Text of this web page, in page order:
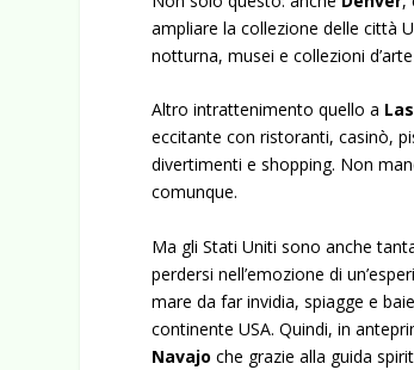
ampliare la collezione delle città
notturna, musei e collezioni
Altro intrattenimento quello a
eccitante con ristoranti, casinò,
divertimenti e shopping. Non
comunque.
Ma gli Stati Uniti sono anche
perdersi nell’emozione di
mare da far invidia, spiagge e
continente USA. Quindi, in
Navajo che grazie alla guida